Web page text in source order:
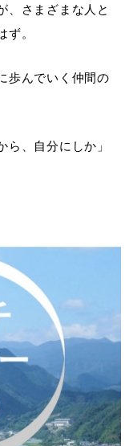
、さまざまな人と
。
歩んでいく仲間の
ら、自分にしか」